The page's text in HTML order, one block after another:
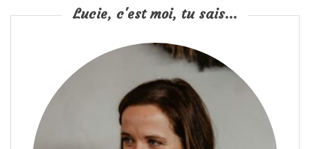
Lucie, c'est moi, tu sais...